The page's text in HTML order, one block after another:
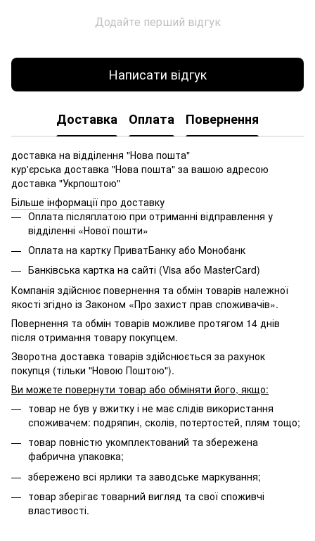
Додайте перший відгук
Написати відгук
Доставка Оплата Повернення
доставка на відділення "Нова пошта"
кур'єрська доставка "Нова пошта" за вашою адресою
доставка "Укрпоштою"
Більше інформації про доставку
Оплата післяплатою при отриманні відправлення у
відділенні «Нової пошти»
Оплата на картку ПриватБанку або Монобанк
Банківська картка на сайті (Visa або MasterCard)
Компанія здійснює повернення та обмін товарів належної
якості згідно із Законом «Про захист прав споживачів».
Повернення та обмін товарів можливе протягом 14 днів
після отримання товару покупцем.
Зворотна доставка товарів здійснюється за рахунок
покупця (тільки "Новою Поштою").
Ви можете повернути товар або обміняти його, якщо:
товар не був у вжитку і не має слідів використання
споживачем: подряпин, сколів, потертостей, плям тощо;
товар повністю укомплектований та збережена
фабрична упаковка;
збережено всі ярлики та заводське маркування;
товар зберігає товарний вигляд та свої споживчі
властивості.